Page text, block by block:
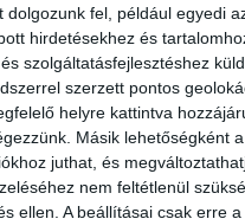
dolgozunk fel, például egyedi
hirdetésekhez és
szolgáltatásfejlesztéshez
szerzett pontos
helyre kattintva
Másik lehetőségként
juthat, és
nem feltétlenül
ellen. A beállításai csak erre